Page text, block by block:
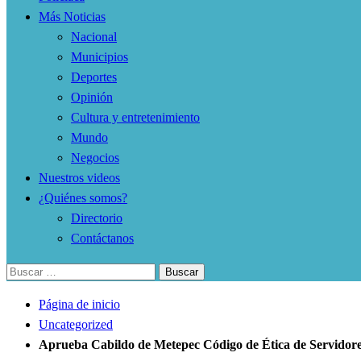
Más Noticias
Nacional
Municipios
Deportes
Opinión
Cultura y entretenimiento
Mundo
Negocios
Nuestros videos
¿Quiénes somos?
Directorio
Contáctanos
Buscar:
Página de inicio
Uncategorized
Aprueba Cabildo de Metepec Código de Ética de